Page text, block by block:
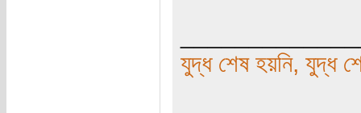
যুদ্ধ শেষ হয়নি, যুদ্ধ